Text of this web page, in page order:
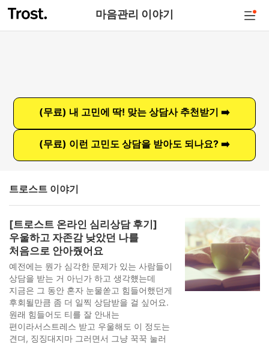
마음관리 이야기
(무료) 내 고민에 딱! 맞는 상담사 추천받기 ➡️
(무료) 이런 고민도 상담을 받아도 되나요? ➡️
트로스트 이야기
[트로스트 온라인 심리상담 후기]
우울하고 자존감 낮았던 나를
처음으로 안아줬어요
예전에는 뭔가 심각한 문제가 있는 사람들이
상담을 받는 거 아닌가 하고 생각헀는데
지금은 그 동안 혼자 눈물쏟고 힘들어했던게
후회될만큼 좀 더 일찍 상담받을 걸 싶어요.
원래 힘들어도 티를 잘 안내는
편이라서스트레스 받고 우울해도 이 정도는
견뎌, 징징대지마 그러면서 그냥 꾹꾹 눌러